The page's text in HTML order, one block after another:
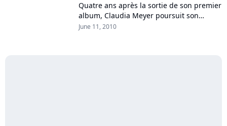
Quatre ans après la sortie de son premier
album, Claudia Meyer poursuit son
voyage au fil des langues et des pays
June 11, 2010